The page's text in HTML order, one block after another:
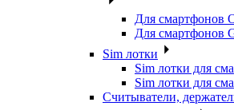
Для смартфонов
Для смартфонов
Sim лотки
Sim лотки для
Sim лотки для
Считыватели,